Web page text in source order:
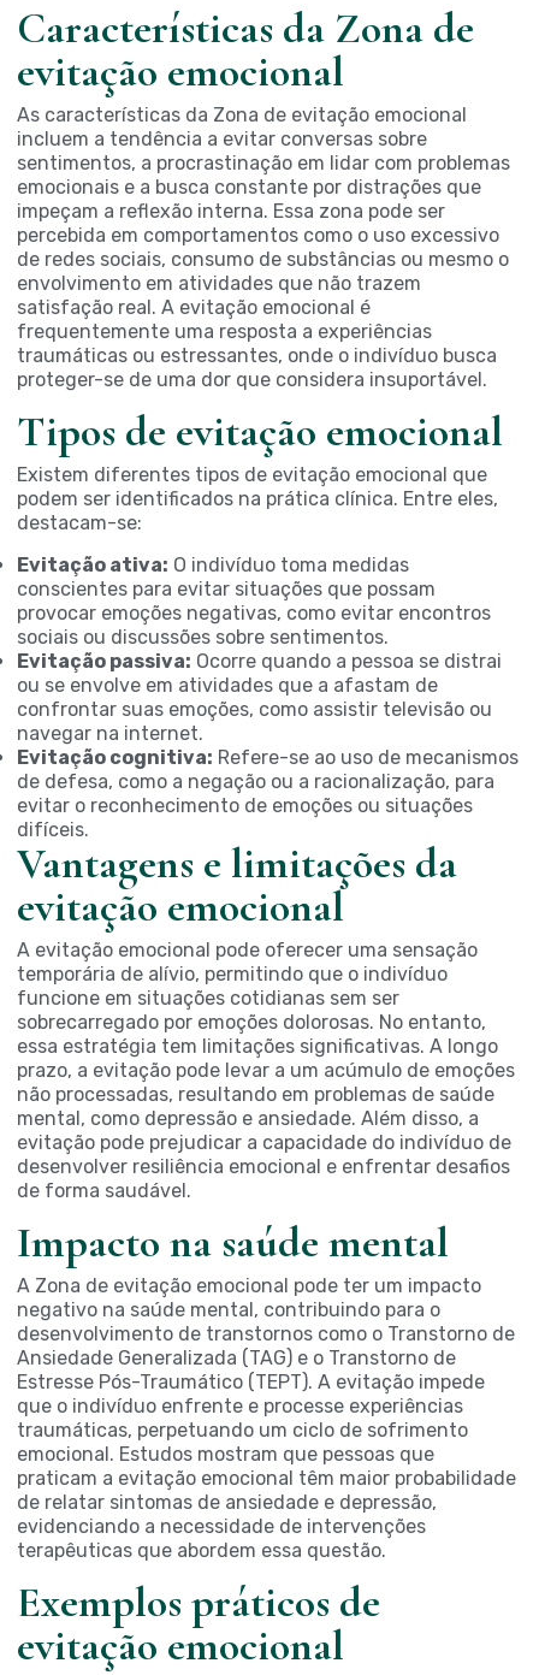
Características da Zona de
evitação emocional
As características da Zona de evitação emocional
incluem a tendência a evitar conversas sobre
sentimentos, a procrastinação em lidar com problemas
emocionais e a busca constante por distrações que
impeçam a reflexão interna. Essa zona pode ser
percebida em comportamentos como o uso excessivo
de redes sociais, consumo de substâncias ou mesmo o
envolvimento em atividades que não trazem
satisfação real. A evitação emocional é
frequentemente uma resposta a experiências
traumáticas ou estressantes, onde o indivíduo busca
proteger-se de uma dor que considera insuportável.
Tipos de evitação emocional
Existem diferentes tipos de evitação emocional que
podem ser identificados na prática clínica. Entre eles,
destacam-se:
Evitação ativa: O indivíduo toma medidas
conscientes para evitar situações que possam
provocar emoções negativas, como evitar encontros
sociais ou discussões sobre sentimentos.
Evitação passiva: Ocorre quando a pessoa se distrai
ou se envolve em atividades que a afastam de
confrontar suas emoções, como assistir televisão ou
navegar na internet.
Evitação cognitiva: Refere-se ao uso de mecanismos
de defesa, como a negação ou a racionalização, para
evitar o reconhecimento de emoções ou situações
difíceis.
Vantagens e limitações da
evitação emocional
A evitação emocional pode oferecer uma sensação
temporária de alívio, permitindo que o indivíduo
funcione em situações cotidianas sem ser
sobrecarregado por emoções dolorosas. No entanto,
essa estratégia tem limitações significativas. A longo
prazo, a evitação pode levar a um acúmulo de emoções
não processadas, resultando em problemas de saúde
mental, como depressão e ansiedade. Além disso, a
evitação pode prejudicar a capacidade do indivíduo de
desenvolver resiliência emocional e enfrentar desafios
de forma saudável.
Impacto na saúde mental
A Zona de evitação emocional pode ter um impacto
negativo na saúde mental, contribuindo para o
desenvolvimento de transtornos como o Transtorno de
Ansiedade Generalizada (TAG) e o Transtorno de
Estresse Pós-Traumático (TEPT). A evitação impede
que o indivíduo enfrente e processe experiências
traumáticas, perpetuando um ciclo de sofrimento
emocional. Estudos mostram que pessoas que
praticam a evitação emocional têm maior probabilidade
de relatar sintomas de ansiedade e depressão,
evidenciando a necessidade de intervenções
terapêuticas que abordem essa questão.
Exemplos práticos de
evitação emocional